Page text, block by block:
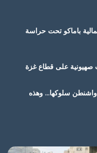
المالية باماكو تحت حراسة
صهيونية على قطاع غزة
سلوكها… وهذه